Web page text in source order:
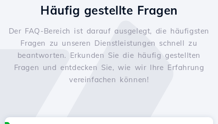
Häufig gestellte Fragen
Der FAQ-Bereich ist darauf ausgelegt, die häufigsten
Fragen zu unseren Dienstleistungen schnell zu
beantworten. Erkunden Sie die häufig gestellten
Fragen und entdecken Sie, wie wir Ihre Erfahrung
vereinfachen können!